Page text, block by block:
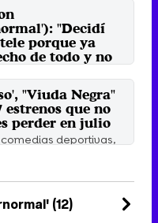
2022
"Decidí
porque ya
de todo y no
novedad"
la serie
que se estrena en
9 de julio.
"Viuda Negra"
estrenos que no
perder en julio
comedias deportivas,
(12)